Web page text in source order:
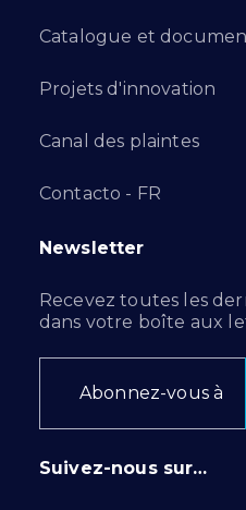
Catalogue et
Projets d'innovation
Canal des plaintes
Contacto - FR
Newsletter
Recevez toutes les
dans votre boîte aux
Abonnez-vous à
Suivez-nous sur…